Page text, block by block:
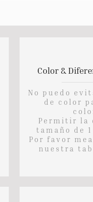
Color &
No puedo
de color
Permitir la
tamaño de
Por favor
nuestra